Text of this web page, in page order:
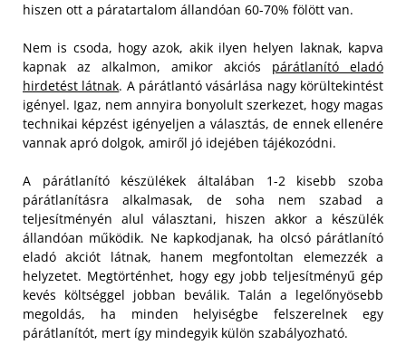
hiszen ott a páratartalom állandóan 60-70% fölött van.
Nem is csoda, hogy azok, akik ilyen helyen laknak, kapva
kapnak az alkalmon, amikor akciós párátlanító eladó
hirdetést látnak. A párátlantó vásárlása nagy körültekintést
igényel. Igaz, nem annyira bonyolult szerkezet, hogy magas
technikai képzést igényeljen a választás, de ennek ellenére
vannak apró dolgok, amiről jó idejében tájékozódni.
A párátlanító készülékek általában 1-2 kisebb szoba
párátlanításra alkalmasak, de soha nem szabad a
teljesítményén alul választani, hiszen akkor a készülék
állandóan működik. Ne kapkodjanak, ha olcsó párátlanító
eladó akciót látnak, hanem megfontoltan elemezzék a
helyzetet. Megtörténhet, hogy egy jobb teljesítményű gép
kevés költséggel jobban beválik. Talán a legelőnyösebb
megoldás, ha minden helyiségbe felszerelnek egy
párátlanítót, mert így mindegyik külön szabályozható.